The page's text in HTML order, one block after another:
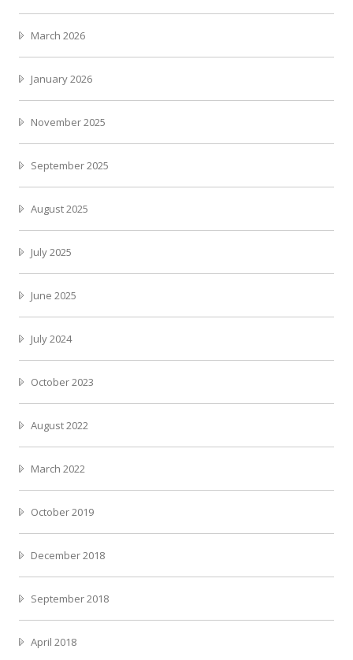
March 2026
January 2026
November 2025
September 2025
August 2025
July 2025
June 2025
July 2024
October 2023
August 2022
March 2022
October 2019
December 2018
September 2018
April 2018